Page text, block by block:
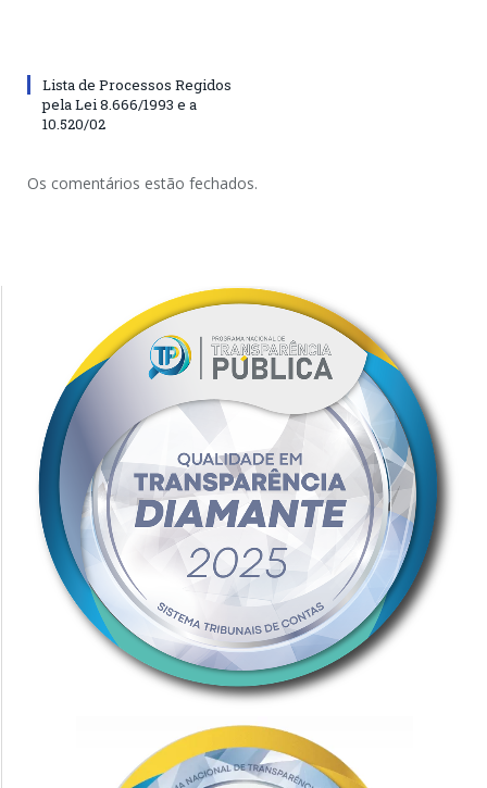
Lista de Processos Regidos
pela Lei 8.666/1993 e a
10.520/02
Os comentários estão fechados.